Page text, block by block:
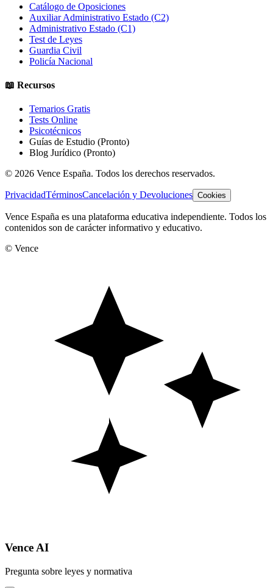
Catálogo de Oposiciones
Auxiliar Administrativo Estado (C2)
Administrativo Estado (C1)
Test de Leyes
Guardia Civil
Policía Nacional
📖 Recursos
Temarios Gratis
Tests Online
Psicotécnicos
Guías de Estudio (Pronto)
Blog Jurídico (Pronto)
© 2026 Vence España. Todos los derechos reservados.
PrivacidadTérminosCancelación y Devoluciones Cookies
Vence España es una plataforma educativa independiente. Todos los
contenidos son de carácter informativo y educativo.
© Vence
Vence AI
Pregunta sobre leyes y normativa